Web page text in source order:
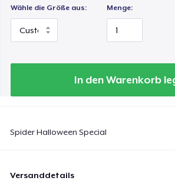
Wähle die Größe aus: Menge:
In den Warenkorb
Spider Halloween Special
Versanddetails